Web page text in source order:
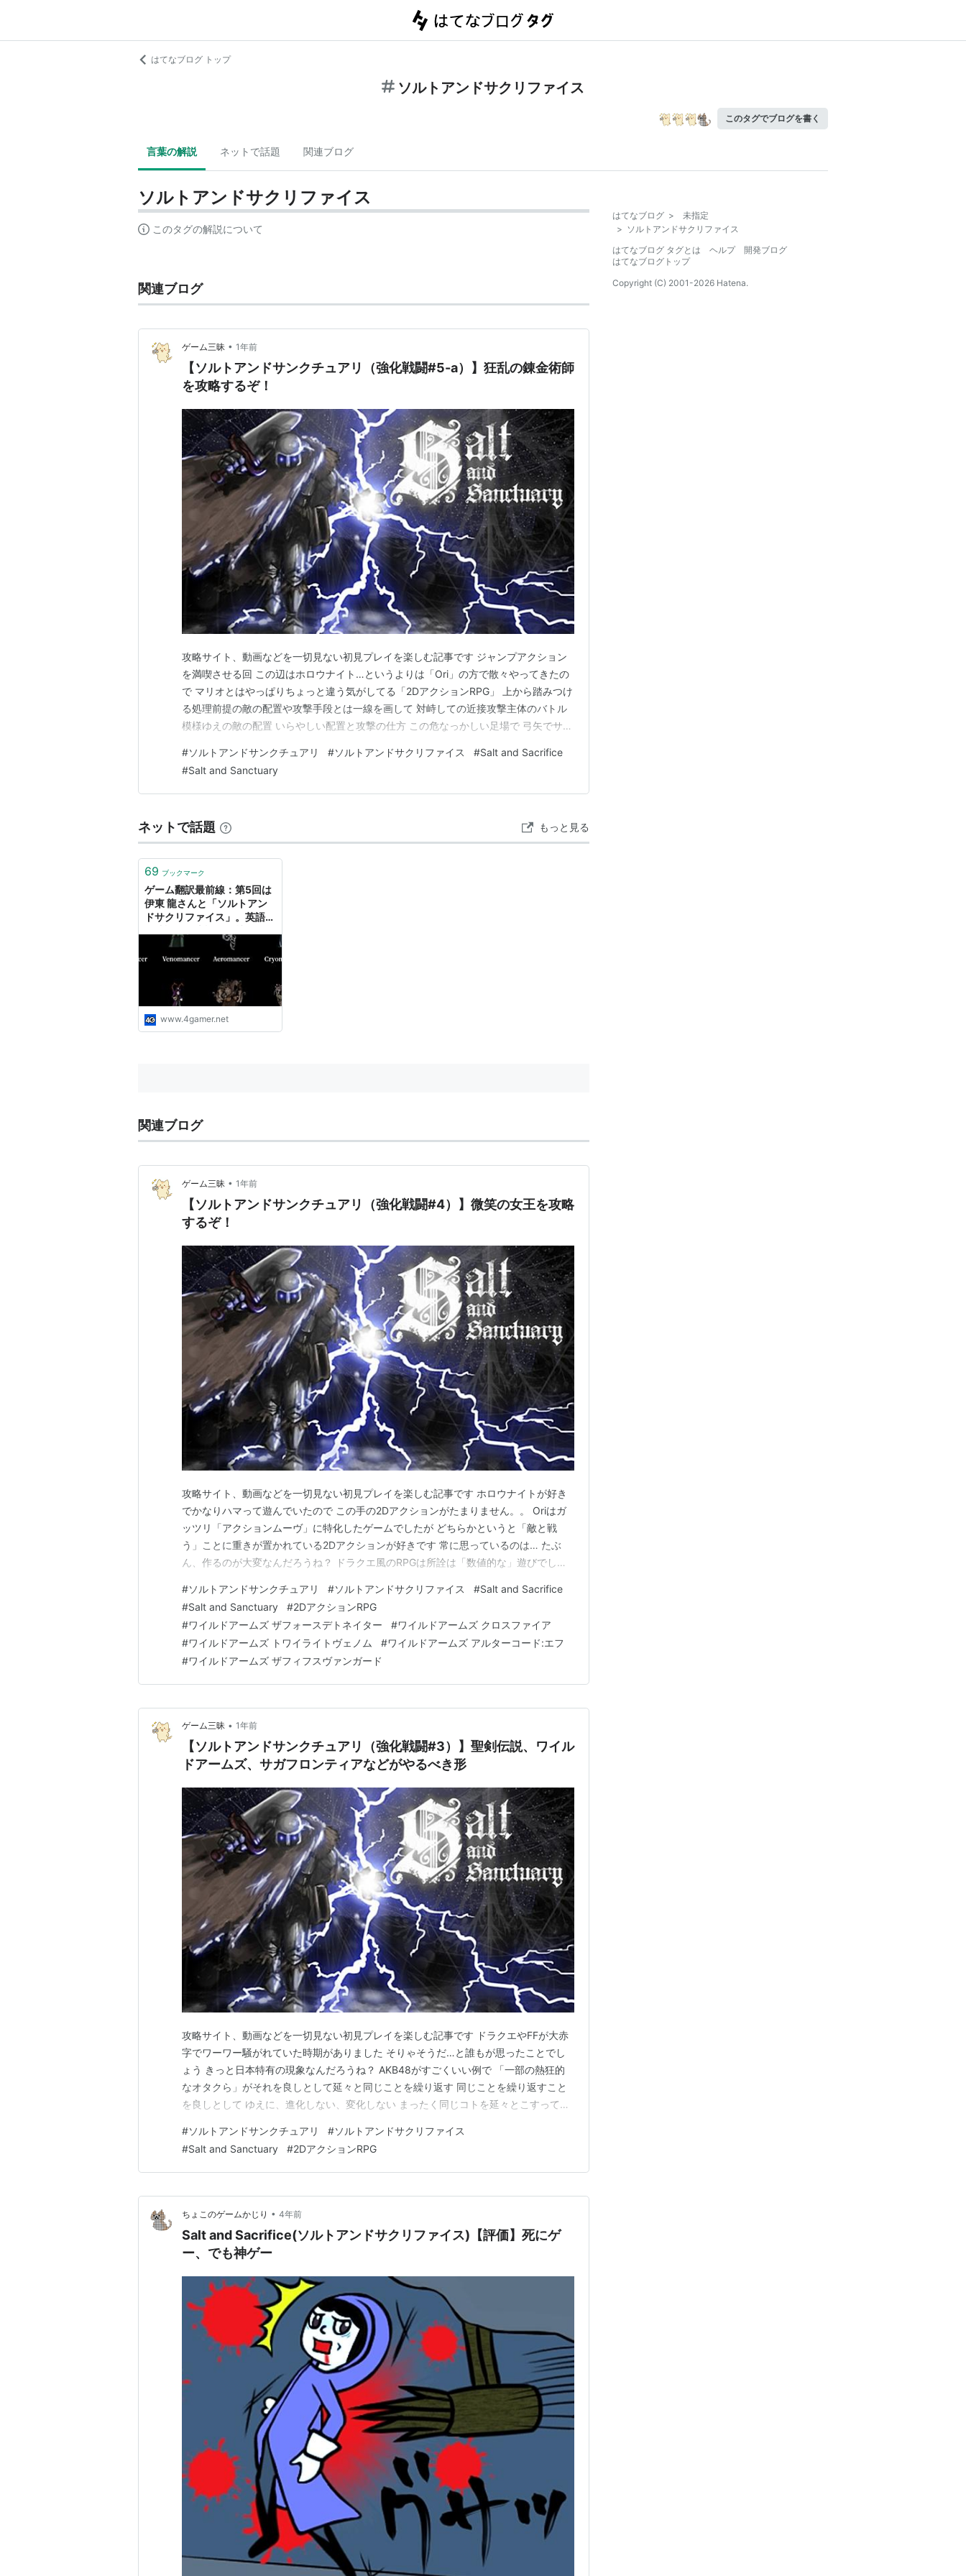
はてなブログ トップ
ソルトアンドサクリファイス
このタグでブログを書く
言葉の解説 ネットで話題 関連ブログ
ソルトアンドサクリファイス
このタグの解説について
関連ブログ
ゲーム三昧 • 1年前
【ソルトアンドサンクチュアリ（強化戦闘#5-a）】狂乱の錬金術師
を攻略するぞ！
攻略サイト、動画などを一切見ない初見プレイを楽しむ記事です ジャンプアクション
を満喫させる回 この辺はホロウナイト…というよりは「Ori」の方で散々やってきたの
で マリオとはやっぱりちょっと違う気がしてる「2DアクションRPG」 上から踏みつけ
る処理前提の敵の配置や攻撃手段とは一線を画して 対峙しての近接攻撃主体のバトル
模様ゆえの敵の配置 いらやしい配置と攻撃の仕方 この危なっかしい足場で 弓矢でサク
らい、高速の射撃でバンバン射ってきます これが厄介なのは… こちらがジャンプ中 空
中にいるときに射られると ヒット…
#ソルトアンドサンクチュアリ #ソルトアンドサクリファイス #Salt and Sacrifice
#Salt and Sanctuary
ネットで話題 もっと見る
69 ブックマーク
ゲーム翻訳最前線：第5回は
伊東 龍さんと「ソルトアン
ドサクリファイス」。英語圏
きに，ゲーム翻訳者が考えて
いることとは？
www.4gamer.net
関連ブログ
ゲーム三昧 • 1年前
【ソルトアンドサンクチュアリ（強化戦闘#4）】微笑の女王を攻略
するぞ！
攻略サイト、動画などを一切見ない初見プレイを楽しむ記事です ホロウナイトが好き
でかなりハマって遊んでいたので この手の2Dアクションがたまりません。。 Oriはガ
ッツリ「アクションムーヴ」に特化したゲームでしたが どちらかというと「敵と戦
う」ことに重きが置かれている2Dアクションが好きです 常に思っているのは… たぶ
ん、作るのが大変なんだろうね？ ドラクエ風のRPGは所詮は「数値的な」遊びでしか
性で アクションはそうはいかない そしてアクションゲームは「プレイヤーのプレイン
グの再現性」という点で無限大に広がるパターン…
#ソルトアンドサンクチュアリ #ソルトアンドサクリファイス #Salt and Sacrifice
#Salt and Sanctuary #2DアクションRPG
#ワイルドアームズ ザフォースデトネイター #ワイルドアームズ クロスファイア
#ワイルドアームズ トワイライトヴェノム #ワイルドアームズ アルターコード:エフ
#ワイルドアームズ ザフィフスヴァンガード
ゲーム三昧 • 1年前
【ソルトアンドサンクチュアリ（強化戦闘#3）】聖剣伝説、ワイル
ドアームズ、サガフロンティアなどがやるべき形
攻略サイト、動画などを一切見ない初見プレイを楽しむ記事です ドラクエやFFが大赤
字でワーワー騒がれていた時期がありました そりゃそうだ…と誰もが思ったことでし
ょう きっと日本特有の現象なんだろうね？ AKB48がすごくいい例で 「一部の熱狂的
なオタクら」がそれを良しとして延々と同じことを繰り返す 同じことを繰り返すこと
を良しとして ゆえに、進化しない、変化しない まったく同じコトを延々とこすってこ
く そうして「それ」だけが一人取り残される ソルトとか関係無しに ドラクエは「ダー
ケストダンジョン（もしくはサーカスエレク…
#ソルトアンドサンクチュアリ #ソルトアンドサクリファイス
#Salt and Sanctuary #2DアクションRPG
ちょこのゲームかじり • 4年前
Salt and Sacrifice(ソルトアンドサクリファイス)【評価】死にゲ
ー、でも神ゲー
はてなブログ >
未指定
> ソルトアンドサクリファイス
はてなブログ タグとは
ヘルプ
開発ブログ
はてなブログトップ
Copyright (C) 2001-2026 Hatena.